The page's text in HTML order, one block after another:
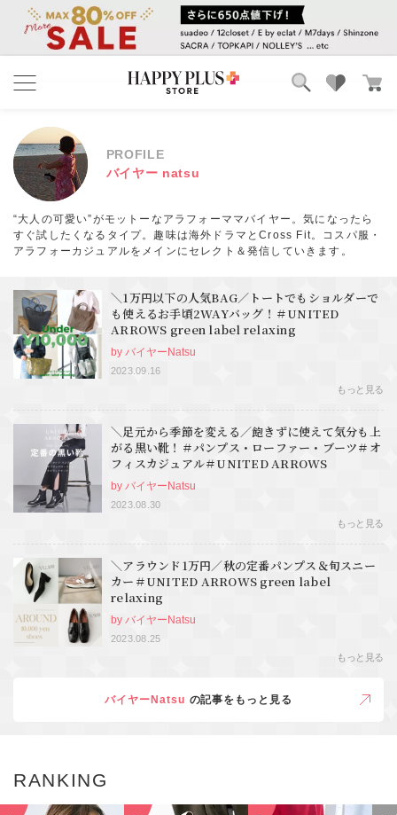
カテゴリ
雑誌掲載アイテム
お気に入り
PROFILE
バイヤー natsu
“大人の可愛い”がモットーなアラフォーママバイヤー。気になったら
すぐ試したくなるタイプ。趣味は海外ドラマとCross Fit。コスパ服・
アラフォーカジュアルをメインにセレクト＆発信していきます。
＼1万円以下の人気BAG／トートでもショルダーで
も使えるお手頃2WAYバッグ！＃UNITED
ARROWS green label relaxing
by バイヤーNatsu
2023.09.16
もっと見る
＼足元から季節を変える／飽きずに使えて気分も上
がる黒い靴！＃パンプス・ローファー・ブーツ＃オ
フィスカジュアル＃UNITED ARROWS
by バイヤーNatsu
2023.08.30
もっと見る
＼アラウンド1万円／秋の定番パンプス＆旬スニー
カー＃UNITED ARROWS green label
relaxing
by バイヤーNatsu
2023.08.25
もっと見る
バイヤーNatsu の記事をもっと見る